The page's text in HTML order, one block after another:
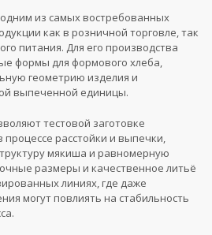
из самых востребованных
как в розничной торговле, так
питания. Для его производства
формы для формового хлеба,
геометрию изделия и
выпеченной единицы.
тестовой заготовке
расстойки и выпечки,
мякиша и равномерную
размеры и качественное литьё
линиях, где даже
могут повлиять на стабильность